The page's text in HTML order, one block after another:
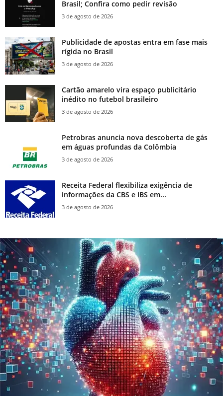
Brasil; Confira como pedir revisão
3 de agosto de 2026
Publicidade de apostas entra em fase mais
rígida no Brasil
3 de agosto de 2026
Cartão amarelo vira espaço publicitário
inédito no futebol brasileiro
3 de agosto de 2026
Petrobras anuncia nova descoberta de gás
em águas profundas da Colômbia
3 de agosto de 2026
Receita Federal flexibiliza exigência de
informações da CBS e IBS em...
3 de agosto de 2026